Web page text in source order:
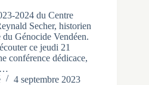
2024 du Centre
Secher, historien
Génocide Vendéen.
ce jeudi 21
conférence dédicace,
4 septembre 2023